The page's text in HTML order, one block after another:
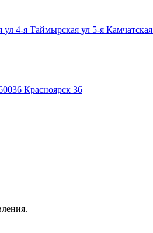
ул 4-я Таймырская ул 5-я Камчатская
Красноярск 36